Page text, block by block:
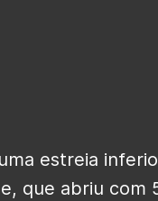
estreia
que abriu com